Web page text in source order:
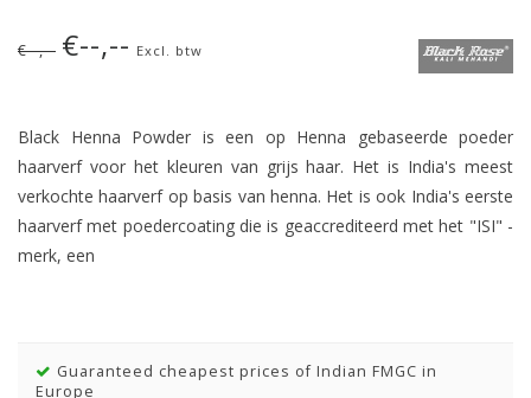
€--,-- €--,-- Excl. btw
Black Henna Powder is een op Henna gebaseerde poeder
haarverf voor het kleuren van grijs haar. Het is India's meest
verkochte haarverf op basis van henna. Het is ook India's eerste
haarverf met poedercoating die is geaccrediteerd met het "ISI" -
merk, een
Guaranteed cheapest prices of Indian FMGC in
Europe